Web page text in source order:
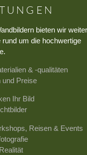
bieten wir
rund um die hochwertige
& -qualitäten
und Preise
Ihr Bild
Reisen & Events